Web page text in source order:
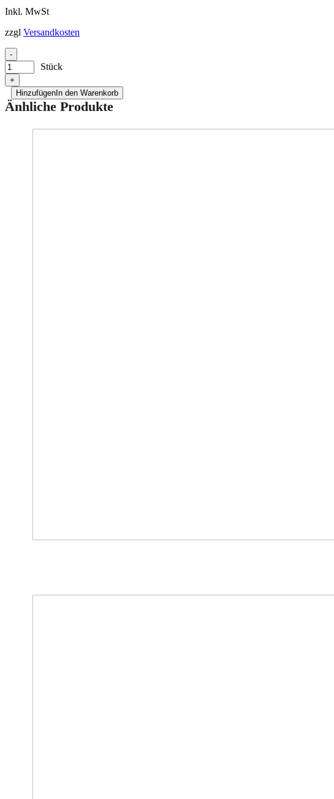
Inkl. MwSt
zzgl Versandkosten
-
Stück
+
Hinzufügen In den Warenkorb
Änhliche Produkte